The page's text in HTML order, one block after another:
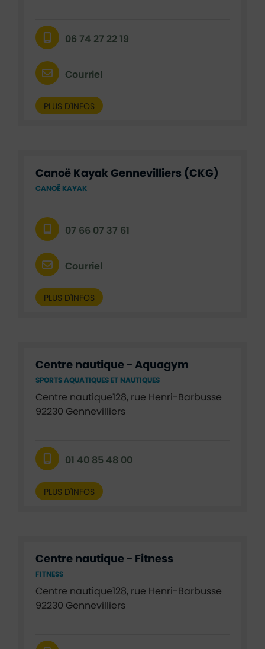
06 74 27 22 19
Courriel
PLUS D'INFOS
Canoë Kayak Gennevilliers (CKG)
CANOË KAYAK
07 66 07 37 61
Courriel
PLUS D'INFOS
Centre nautique - Aquagym
SPORTS AQUATIQUES ET NAUTIQUES
Centre nautique128, rue Henri-Barbusse
92230 Gennevilliers
01 40 85 48 00
PLUS D'INFOS
Centre nautique - Fitness
FITNESS
Centre nautique128, rue Henri-Barbusse
92230 Gennevilliers